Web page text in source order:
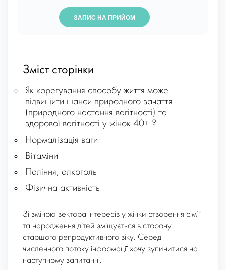
ЗАПИС НА ПРИЙОМ
Зміст сторінки
Як корегування способу життя може
підвищити шанси природного зачаття
(природного настання вагітності) та
здорової вагітності у жінок 40+ ?
Нормалізація ваги
Вітаміни
Паління, алкоголь
Фізична активність
Зі зміною вектора інтересів у жінки створення сім’ї
та народження дітей зміщується в сторону
старшого репродуктивного віку. Серед
численного потоку інформації хочу зупинитися на
наступному запитанні.